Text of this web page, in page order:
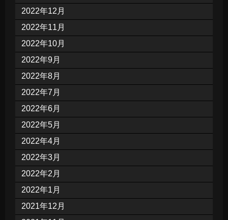
2022年12月
2022年11月
2022年10月
2022年9月
2022年8月
2022年7月
2022年6月
2022年5月
2022年4月
2022年3月
2022年2月
2022年1月
2021年12月